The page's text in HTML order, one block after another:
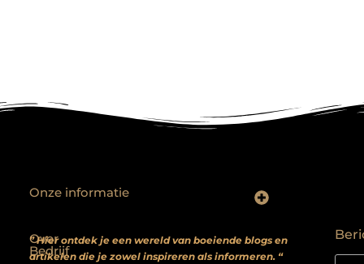
Over
Bedrijf
” Hier ontdek je een wereld van boeiende blogs en
artikelen die je zowel inspireren als informeren. “
Onze informatie